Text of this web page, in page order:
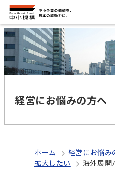
経営にお悩みの方へ
ホーム 経営にお悩み
拡大したい
海外展開